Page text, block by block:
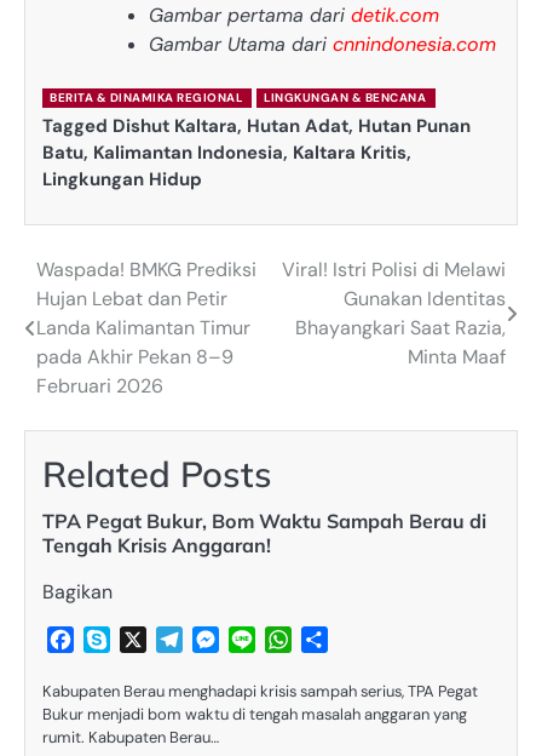
Gambar pertama dari detik.com
Gambar Utama dari cnnindonesia.com
BERITA & DINAMIKA REGIONAL LINGKUNGAN & BENCANA
Tagged Dishut Kaltara, Hutan Adat, Hutan Punan
Batu, Kalimantan Indonesia, Kaltara Kritis,
Lingkungan Hidup
Post
navigation
Waspada! BMKG Prediksi
Hujan Lebat dan Petir
Landa Kalimantan Timur
pada Akhir Pekan 8–9
Februari 2026
Viral! Istri Polisi di Melawi
Gunakan Identitas
Bhayangkari Saat Razia,
Minta Maaf
Related Posts
TPA Pegat Bukur, Bom Waktu Sampah Berau di
Tengah Krisis Anggaran!
Bagikan
Facebook
Skype TelegramMessenger
Line WhatsApp
Kabupaten Berau menghadapi krisis sampah serius, TPA Pegat
Bukur menjadi bom waktu di tengah masalah anggaran yang
rumit. Kabupaten Berau…